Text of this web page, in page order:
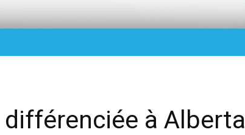
à Alberta